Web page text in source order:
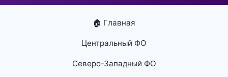
🏠 Главная
Центральный ФО
Северо-Западный ФО